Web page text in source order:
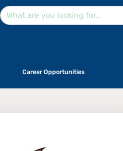
Career Opportunities